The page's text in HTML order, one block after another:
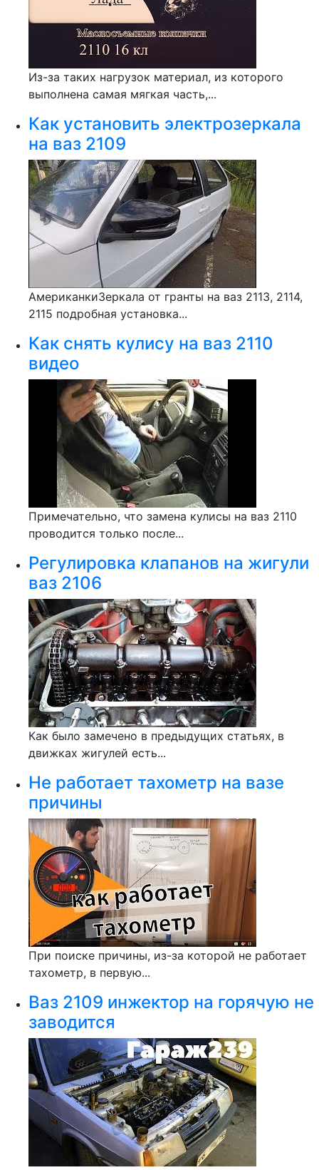
Из-за таких нагрузок материал, из которого
выполнена самая мягкая часть,...
Как установить электрозеркала
на ваз 2109
АмериканкиЗеркала от гранты на ваз 2113, 2114,
2115 подробная установка...
Как снять кулису на ваз 2110
видео
Примечательно, что замена кулисы на ваз 2110
проводится только после...
Регулировка клапанов на жигули
ваз 2106
Как было замечено в предыдущих статьях, в
движках жигулей есть...
Не работает тахометр на вазе
причины
При поиске причины, из-за которой не работает
тахометр, в первую...
Ваз 2109 инжектор на горячую не
заводится